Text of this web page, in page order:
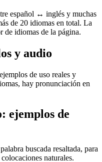
español ↔ inglés y muchas
de 20 idiomas en total. La
de idiomas de la página.
y audio
de uso reales y
hay pronunciación en
ejemplos de
buscada resaltada, para
naturales.